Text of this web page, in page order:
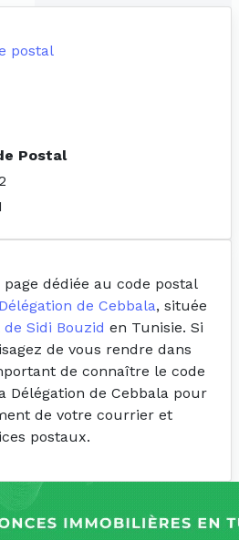
postal
Postal
dédiée au code postal
Délégation de Cebbala, située
Sidi Bouzid en Tunisie. Si
de vous rendre dans
de connaître le code
Délégation de Cebbala pour
de votre courrier et
postaux.